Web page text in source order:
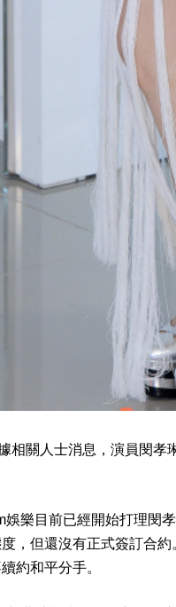
相關人士消息，演員閔孝
娛樂目前已經開始打理閔
，但還沒有正式簽訂合
約和平分手。